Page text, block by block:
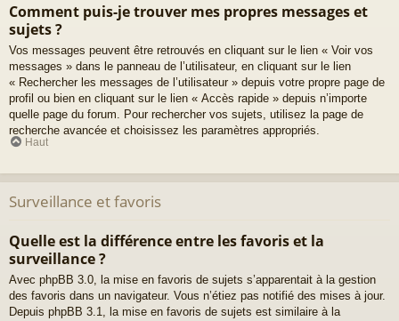
Comment puis-je trouver mes propres messages et
sujets ?
Vos messages peuvent être retrouvés en cliquant sur le lien « Voir vos
messages » dans le panneau de l’utilisateur, en cliquant sur le lien
« Rechercher les messages de l’utilisateur » depuis votre propre page de
profil ou bien en cliquant sur le lien « Accès rapide » depuis n’importe
quelle page du forum. Pour rechercher vos sujets, utilisez la page de
recherche avancée et choisissez les paramètres appropriés.
Haut
Surveillance et favoris
Quelle est la différence entre les favoris et la
surveillance ?
Avec phpBB 3.0, la mise en favoris de sujets s’apparentait à la gestion
des favoris dans un navigateur. Vous n’étiez pas notifié des mises à jour.
Depuis phpBB 3.1, la mise en favoris de sujets est similaire à la